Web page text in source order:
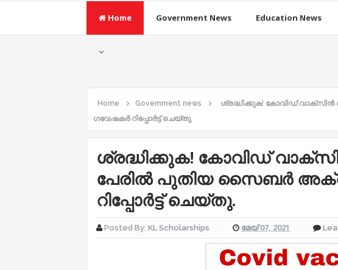
Home Government News Education News
Home Government news
ശ്രദ്ധിക്കുക! കോവിഡ്
ഗവേഷകർ റിപ്പോർട്ട് ചെയ്തു.
ശ്രദ്ധിക്കുക! കോവിഡ്
പേരിൽ പുതിയ സൈബർ
റിപ്പോർട്ട് ചെയ്തു.
Posted By: KL Scholarships മേയ് 07, 2021